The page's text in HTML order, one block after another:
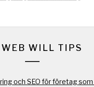
WEB WILL TIPS
och SEO för företag som